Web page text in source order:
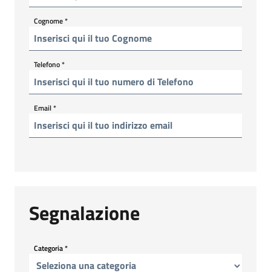
Cognome*
Telefono*
Email*
Segnalazione
Categoria*